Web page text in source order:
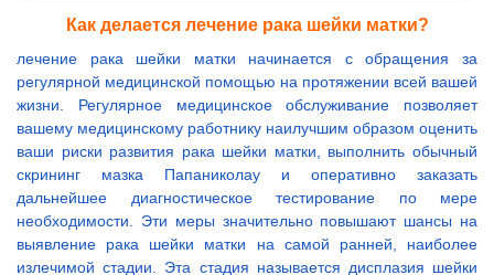
Как делается лечение рака шейки матки?
лечение рака шейки матки начинается с обращения за
регулярной медицинской помощью на протяжении всей вашей
жизни. Регулярное медицинское обслуживание позволяет
вашему медицинскому работнику наилучшим образом оценить
ваши риски развития рака шейки матки, выполнить обычный
скрининг мазка Папаниколау и оперативно заказать
дальнейшее диагностическое тестирование по мере
необходимости. Эти меры значительно повышают шансы на
выявление рака шейки матки на самой ранней, наиболее
излечимой стадии. Эта стадия называется дисплазия шейки